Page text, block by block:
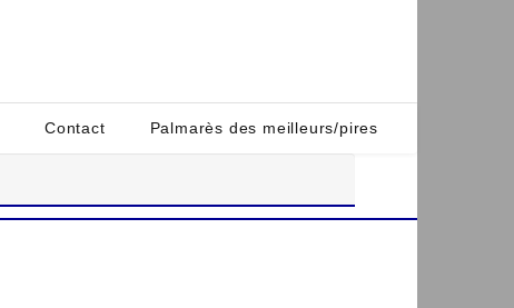
Contact Palmarès des meilleurs/pires